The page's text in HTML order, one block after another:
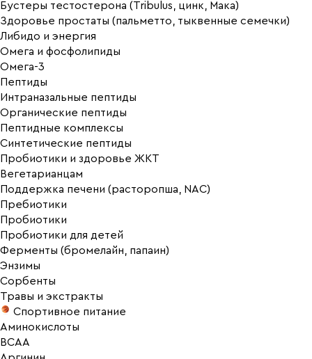
Бустеры тестостерона (Tribulus, цинк, Мака)
Здоровье простаты (пальметто, тыквенные семечки)
Либидо и энергия
Омега и фосфолипиды
Омега-3
Пептиды
Интраназальные пептиды
Органические пептиды
Пептидные комплексы
Синтетические пептиды
Пробиотики и здоровье ЖКТ
Вегетарианцам
Поддержка печени (расторопша, NAC)
Пребиотики
Пробиотики
Пробиотики для детей
Ферменты (бромелайн, папаин)
Энзимы
Сорбенты
Травы и экстракты
Спортивное питание
Аминокислоты
BCAA